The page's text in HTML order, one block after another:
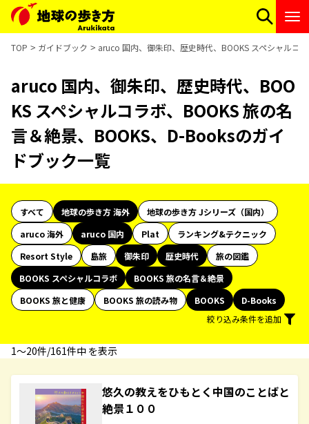
TOP ガイドブック aruco 国内、御朱印、歴史時代、BOOKS スペシャルコ
aruco 国内、御朱印、歴史時代、BOO
KS スペシャルコラボ、BOOKS 旅の名
言＆絶景、BOOKS、D-Booksのガイ
ドブック一覧
すべて 地球の歩き方 海外
地球の歩き方 Jシリーズ（国内）
aruco 海外
aruco 国内 Plat
ランキング&テクニック
Resort Style
島旅 御朱印 歴史時代
旅の図鑑
BOOKS スペシャルコラボ
BOOKS 旅の名言＆絶景
BOOKS 旅と健康
BOOKS 旅の読み物 BOOKS
D-Books
絞り込み条件を追加
1〜20件/161件中 を表示
悠久の教えをひもとく中国のことばと
絶景１００